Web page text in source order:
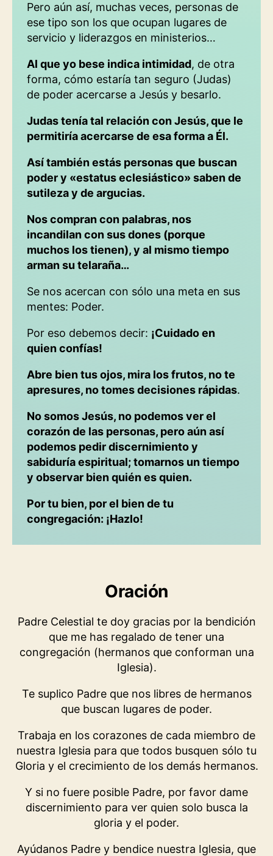
Pero aún así, muchas veces, personas de
ese tipo son los que ocupan lugares de
servicio y liderazgos en ministerios…
Al que yo bese indica intimidad, de otra
forma, cómo estaría tan seguro (Judas)
de poder acercarse a Jesús y besarlo.
Judas tenía tal relación con Jesús, que le
permitiría acercarse de esa forma a Él.
Así también estás personas que buscan
poder y «estatus eclesiástico» saben de
sutileza y de argucias.
Nos compran con palabras, nos
incandilan con sus dones (porque
muchos los tienen), y al mismo tiempo
arman su telaraña…
Se nos acercan con sólo una meta en sus
mentes: Poder.
Por eso debemos decir: ¡Cuidado en
quien confías!
Abre bien tus ojos, mira los frutos, no te
apresures, no tomes decisiones rápidas.
No somos Jesús, no podemos ver el
corazón de las personas, pero aún así
podemos pedir discernimiento y
sabiduría espiritual; tomarnos un tiempo
y observar bien quién es quien.
Por tu bien, por el bien de tu
congregación: ¡Hazlo!
Oración
Padre Celestial te doy gracias por la bendición
que me has regalado de tener una
congregación (hermanos que conforman una
Iglesia).
Te suplico Padre que nos libres de hermanos
que buscan lugares de poder.
Trabaja en los corazones de cada miembro de
nuestra Iglesia para que todos busquen sólo tu
Gloria y el crecimiento de los demás hermanos.
Y si no fuere posible Padre, por favor dame
discernimiento para ver quien solo busca la
gloria y el poder.
Ayúdanos Padre y bendice nuestra Iglesia, que